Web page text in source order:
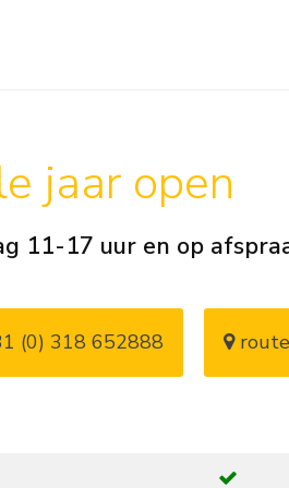
jaar open
11-17 uur en op
(0) 318 652888